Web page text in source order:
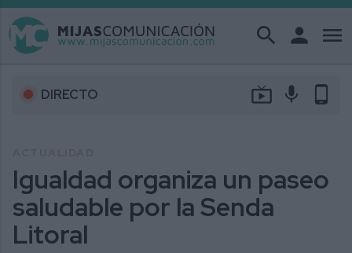
search person menu
DIRECTO live_tv mic phone_android
Igualdad organiza un paseo
saludable por la Senda
Litoral